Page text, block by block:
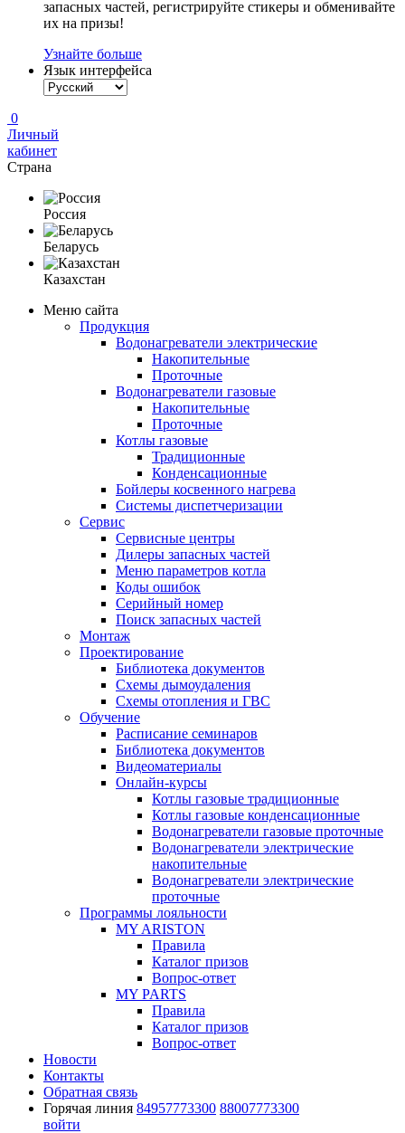
запасных частей, регистрируйте стикеры и обменивайте
их на призы!
Узнайте больше
Язык интерфейса
0
Личный
кабинет
Страна
Россия
Беларусь
Казахстан
Меню сайта
Продукция
Водонагреватели электрические
Накопительные
Проточные
Водонагреватели газовые
Накопительные
Проточные
Котлы газовые
Традиционные
Конденсационные
Бойлеры косвенного нагрева
Системы диспетчеризации
Сервис
Сервисные центры
Дилеры запасных частей
Меню параметров котла
Коды ошибок
Серийный номер
Поиск запасных частей
Монтаж
Проектирование
Библиотека документов
Схемы дымоудаления
Схемы отопления и ГВС
Обучение
Расписание семинаров
Библиотека документов
Видеоматериалы
Онлайн-курсы
Котлы газовые традиционные
Котлы газовые конденсационные
Водонагреватели газовые проточные
Водонагреватели электрические
накопительные
Водонагреватели электрические
проточные
Программы лояльности
MY ARISTON
Правила
Каталог призов
Вопрос-ответ
MY PARTS
Правила
Каталог призов
Вопрос-ответ
Новости
Контакты
Обратная связь
Горячая линия 84957773300 88007773300
войти